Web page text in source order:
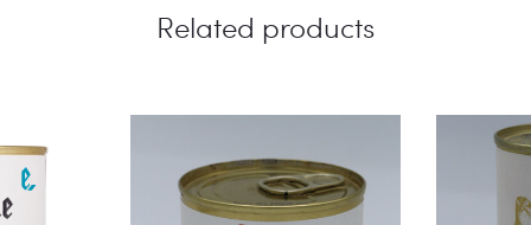
Related products